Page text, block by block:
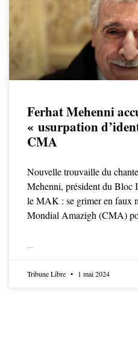
Ferhat Mehenni
« usurpation
CMA
Nouvelle trouvaille du
Mehenni, président du Bloc
le MAK : se grimer en faux
Mondial Amazigh (CMA)
Tribune Libre 1 mai 2024